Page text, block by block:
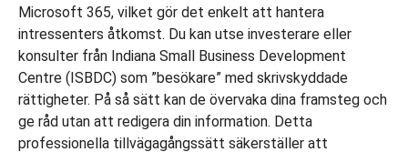
Microsoft 365, vilket gör det enkelt att hantera
intressenters åtkomst. Du kan utse investerare eller
konsulter från Indiana Small Business Development
Centre (ISBDC) som ”besökare” med skrivskyddade
rättigheter. På så sätt kan de övervaka dina framsteg och
ge råd utan att redigera din information. Detta
professionella tillvägagångssätt säkerställer att